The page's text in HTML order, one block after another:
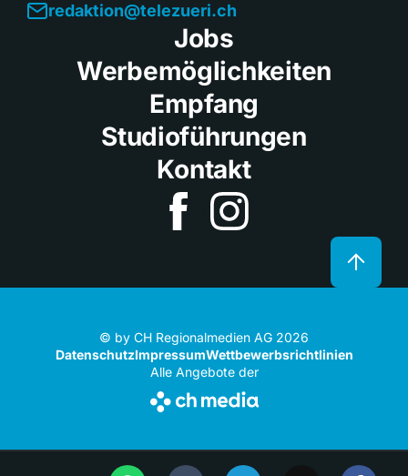
redaktion@telezueri.ch
Jobs
Werbemöglichkeiten
Empfang
Studioführungen
Kontakt
© by CH Regionalmedien AG 2026
DatenschutzImpressumWettbewerbsrichtlinien
Alle Angebote der